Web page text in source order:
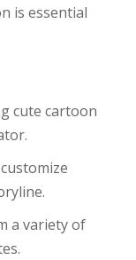
is essential
cute cartoon
a variety of